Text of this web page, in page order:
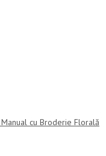
cu Broderie Florală